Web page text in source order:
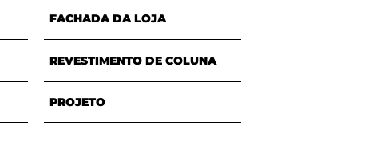
FACHADA DA LOJA
REVESTIMENTO DE COLUNA
PROJETO